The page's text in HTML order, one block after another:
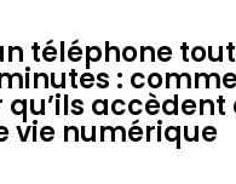
téléphone
:
accèdent
vie numérique